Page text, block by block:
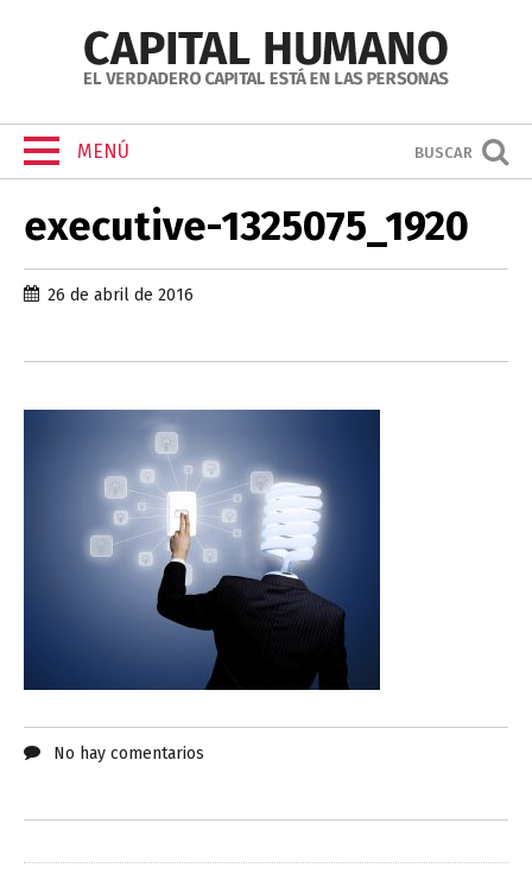
MENÚ BUSCAR
executive-1325075_1920
26 de abril de 2016
No hay comentarios